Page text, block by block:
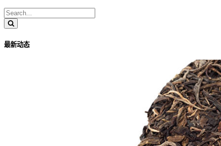
最新动态